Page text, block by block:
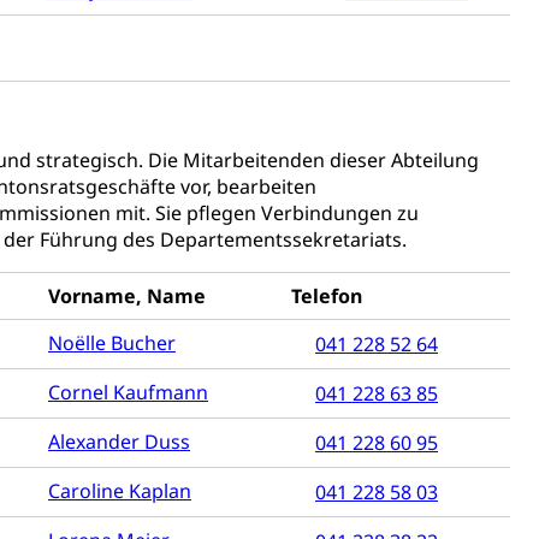
strategisch. Die Mitarbeitenden dieser Abteilung
vor, bearbeiten
mit. Sie pflegen Verbindungen zu
Führung des Departementssekretariats.
Vorname, Name
Telefon
Noëlle Bucher
041 228 52 64
Cornel Kaufmann
041 228 63 85
Alexander Duss
041 228 60 95
Caroline Kaplan
041 228 58 03
Halten von Wildtieren
Haltung Heimtiere
Zivilstandsamt, Erben, Erbenliste
Dienstverweigerer, Militärdienstverweigerung,